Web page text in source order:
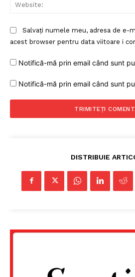
PRESShub
Salvați numele meu, adresa de e-
acest browser pentru data viitoare i
Notifică-mă prin email când sunt
Notifică-mă prin email când sunt
DISTRIBUIE